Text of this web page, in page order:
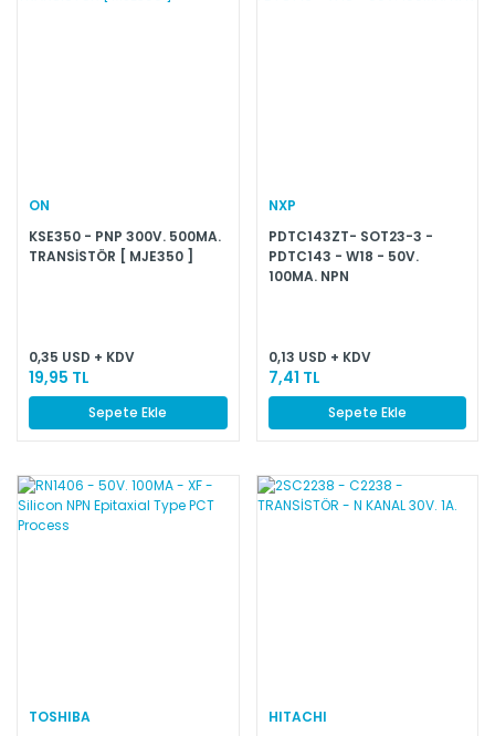
ON
KSE350 - PNP 300V. 500MA.
TRANSİSTÖR [ MJE350 ]
0,35 USD + KDV
19,95 TL
Sepete Ekle
NXP
PDTC143ZT- SOT23-3 -
PDTC143 - W18 - 50V.
100MA. NPN
0,13 USD + KDV
7,41 TL
Sepete Ekle
TOSHIBA
HITACHI